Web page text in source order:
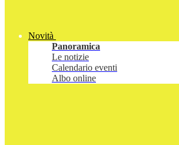
Novità
Panoramica
Le notizie
Calendario eventi
Albo online